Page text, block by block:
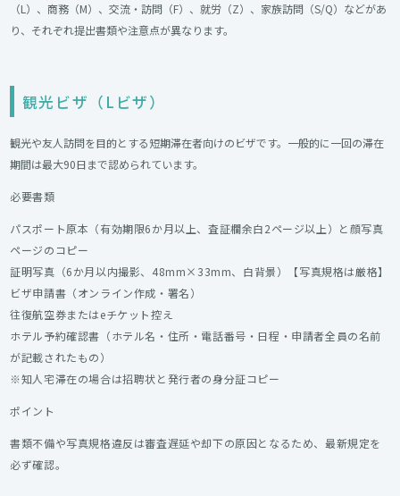
（L）、商務（M）、交流・訪問（F）、就労（Z）、家族訪問（S/Q）などがあ
り、それぞれ提出書類や注意点が異なります。
観光ビザ（Lビザ）
観光や友人訪問を目的とする短期滞在者向けのビザです。一般的に一回の滞在
期間は最大90日まで認められています。
必要書類
パスポート原本（有効期限6か月以上、査証欄余白2ページ以上）と顔写真
ページのコピー
証明写真（6か月以内撮影、48mm×33mm、白背景）【写真規格は厳格】
ビザ申請書（オンライン作成・署名）
往復航空券またはeチケット控え
ホテル予約確認書（ホテル名・住所・電話番号・日程・申請者全員の名前
が記載されたもの）
※知人宅滞在の場合は招聘状と発行者の身分証コピー
ポイント
書類不備や写真規格違反は審査遅延や却下の原因となるため、最新規定を
必ず確認。